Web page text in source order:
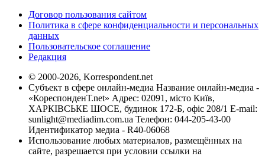
Договор пользования сайтом
Политика в сфере конфиденциальности и персональных
данных
Пользовательское соглашение
Редакция
© 2000-2026, Korrespondent.net
Субъект в сфере онлайн-медиа Название онлайн-медиа -
«КореспонденТ.net» Адрес: 02091, місто Київ,
ХАРКІВСЬКЕ ШОСЕ, будинок 172-Б, офіс 208/1 E-mail:
sunlight@mediadim.com.ua Телефон: 044-205-43-00
Идентификатор медиа - R40-06068
Использование любых материалов, размещённых на
сайте, разрешается при условии ссылки на